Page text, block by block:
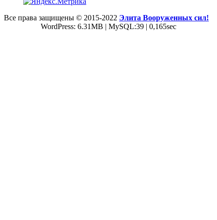
Все права защищены © 2015-2022 Элита Вооруженных сил!
WordPress: 6.31MB | MySQL:39 | 0,165sec